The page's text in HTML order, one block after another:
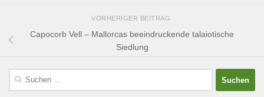
VORHERIGER BEITRAG
Capocorb Vell – Mallorcas beeindruckende talaiotische
Siedlung
Suchen